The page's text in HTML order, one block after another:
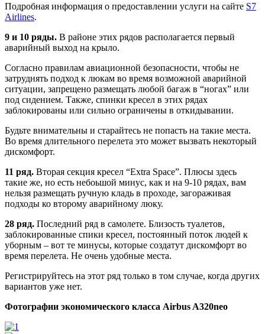
Подробная информация о предоставлении услуги на сайте S7
Airlines.
9 и 10 ряды. В районе этих рядов располагается первый
аварийный выход на крыло.
Согласно правилам авиационной безопасности, чтобы не
затруднять подход к люкам во время возможной аварийной
ситуации, запрещено размещать любой багаж в “ногах” или
под сидением. Также, спинки кресел в этих рядах
заблокированы или сильно ограничены в откидывании.
Будьте внимательны и старайтесь не попасть на такие места.
Во время длительного перелета это может вызвать некоторый
дискомфорт.
11 ряд. Вторая секция кресел “Extra Space”. Плюсы здесь
такие же, но есть небоьшой минус, как и на 9-10 рядах, вам
нельзя размещать ручную кладь в проходе, загораживая
подходы ко второму аварийному люку.
28 ряд. Последний ряд в самолете. Близость туалетов,
заблокированные спики кресел, постоянный поток людей к
уборным – вот те минусы, которые создатут дискомфорт во
время перелета. Не очень удобные места.
Регистрируйтесь на этот ряд только в том случае, когда других
вариантов уже нет.
Фотографии экономического класса Airbus A320neo